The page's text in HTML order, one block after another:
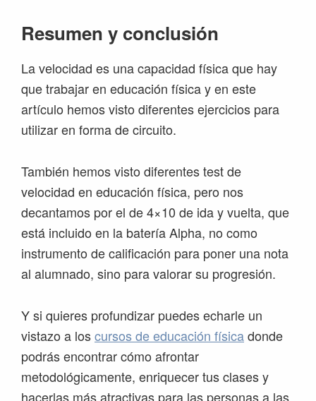
Resumen y conclusión
La velocidad es una capacidad física que hay
que trabajar en educación física y en este
artículo hemos visto diferentes ejercicios para
utilizar en forma de circuito.
También hemos visto diferentes test de
velocidad en educación física, pero nos
decantamos por el de 4×10 de ida y vuelta, que
está incluido en la batería Alpha, no como
instrumento de calificación para poner una nota
al alumnado, sino para valorar su progresión.
Y si quieres profundizar puedes echarle un
vistazo a loscursos de educación físicadonde
podrás encontrar cómo afrontar
metodológicamente, enriquecer tus clases y
hacerlas más atractivas para las personas a las